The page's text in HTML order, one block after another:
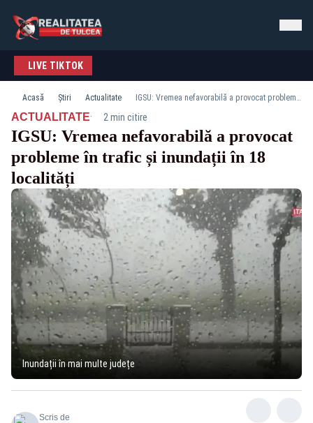
LIVE TIKTOK
Acasă Știri Actualitate IGSU: Vremea nefavorabilă a provocat probleme în trafic și inundații în 18 localități
ACTUALITATE· 2 min citire
IGSU: Vremea nefavorabilă a provocat
probleme în trafic și inundații în 18
localități
Inundații în mai multe județe
Scris de